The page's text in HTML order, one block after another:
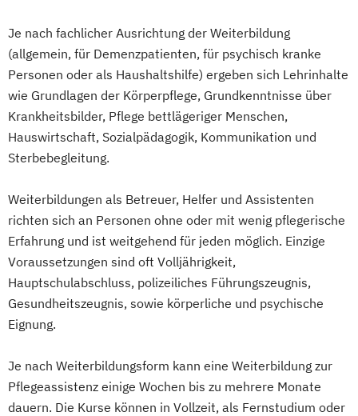
Je nach fachlicher Ausrichtung der Weiterbildung
(allgemein, für Demenzpatienten, für psychisch kranke
Personen oder als Haushaltshilfe) ergeben sich Lehrinhalte
wie Grundlagen der Körperpflege, Grundkenntnisse über
Krankheitsbilder, Pflege bettlägeriger Menschen,
Hauswirtschaft, Sozialpädagogik, Kommunikation und
Sterbebegleitung.
Weiterbildungen als Betreuer, Helfer und Assistenten
richten sich an Personen ohne oder mit wenig pflegerische
Erfahrung und ist weitgehend für jeden möglich. Einzige
Voraussetzungen sind oft Volljährigkeit,
Hauptschulabschluss, polizeiliches Führungszeugnis,
Gesundheitszeugnis, sowie körperliche und psychische
Eignung.
Je nach Weiterbildungsform kann eine Weiterbildung zur
Pflegeassistenz einige Wochen bis zu mehrere Monate
dauern. Die Kurse können in Vollzeit, als Fernstudium oder